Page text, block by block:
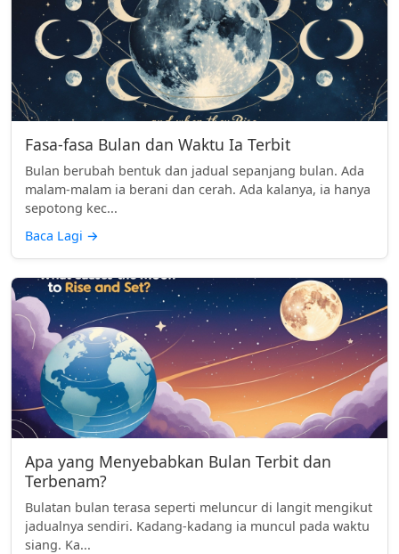
Fasa-fasa Bulan dan Waktu Ia Terbit
Bulan berubah bentuk dan jadual sepanjang bulan. Ada
malam-malam ia berani dan cerah. Ada kalanya, ia hanya
sepotong kec...
Baca Lagi →
Apa yang Menyebabkan Bulan Terbit dan
Terbenam?
Bulatan bulan terasa seperti meluncur di langit mengikut
jadualnya sendiri. Kadang-kadang ia muncul pada waktu
siang. Ka...